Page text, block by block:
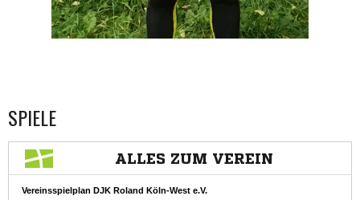
SPIELE